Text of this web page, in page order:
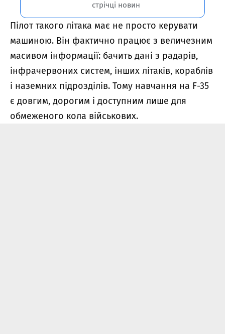
стрічці новин
Пілот такого літака має не просто керувати
машиною. Він фактично працює з величезним
масивом інформації: бачить дані з радарів,
інфрачервоних систем, інших літаків, кораблів
і наземних підрозділів. Тому навчання на F-35
є довгим, дорогим і доступним лише для
обмеженого кола військових.